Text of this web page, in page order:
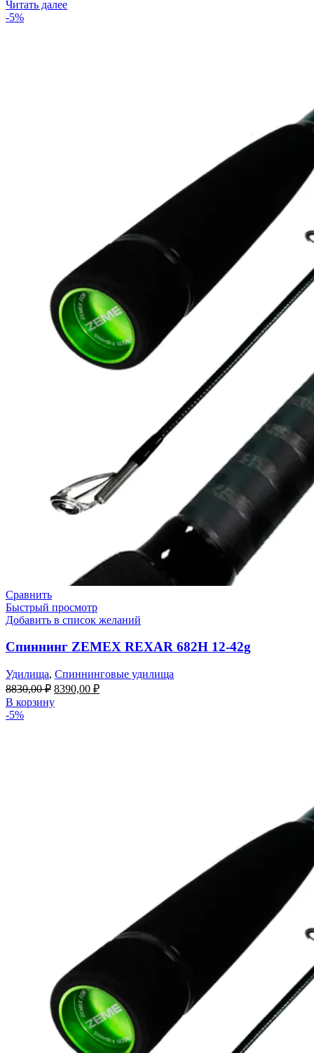
Читать далее
-5%
Сравнить
Быстрый просмотр
Добавить в список желаний
Спиннинг ZEMEX REXAR 682H 12-42g
Удилища, Спиннинговые удилища
8830,00₽ 8390,00 ₽
В корзину
-5%